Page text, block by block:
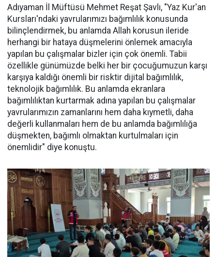
Adıyaman İl Müftüsü Mehmet Reşat Şavlı, "Yaz Kur'an
Kursları'ndaki yavrularımızı bağımlılık konusunda
bilinçlendirmek, bu anlamda Allah korusun ileride
herhangi bir hataya düşmelerini önlemek amacıyla
yapılan bu çalışmalar bizler için çok önemli. Tabii
özellikle günümüzde belki her bir çocuğumuzun karşı
karşıya kaldığı önemli bir risktir dijital bağımlılık,
teknolojik bağımlılık. Bu anlamda ekranlara
bağımlılıktan kurtarmak adına yapılan bu çalışmalar
yavrularımızın zamanlarını hem daha kıymetli, daha
değerli kullanmaları hem de bu anlamda bağımlılığa
düşmekten, bağımlı olmaktan kurtulmaları için
önemlidir" diye konuştu.